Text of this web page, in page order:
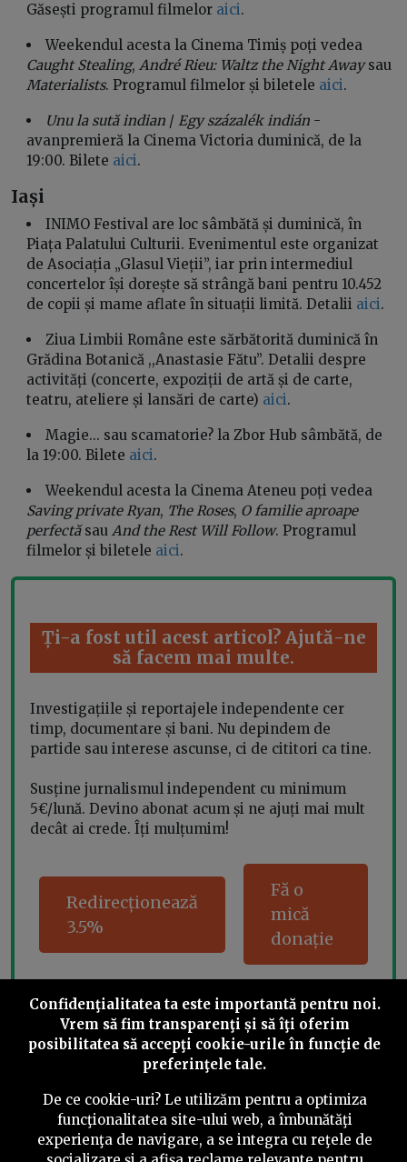
Găsești programul filmelor aici.
Weekendul acesta la Cinema Timiș poți vedea
Caught Stealing,André Rieu: Waltz the Night Awaysau
Materialists. Programul filmelor și biletele aici.
Unu la sută indian /Egy százalék indián -
avanpremieră la Cinema Victoria duminică, de la
19:00. Bilete aici.
Iași
INIMO Festival are loc sâmbătă și duminică, în
Piața Palatului Culturii. Evenimentul este organizat
de Asociația „Glasul Vieții”, iar prin intermediul
concertelor își dorește să strângă bani pentru 10.452
de copii și mame aflate în situații limită. Detalii aici.
Ziua Limbii Române este sărbătorită duminică în
Grădina Botanică ,,Anastasie Fătu”. Detalii despre
activități (concerte, expoziții de artă și de carte,
teatru, ateliere și lansări de carte) aici.
Magie... sau scamatorie? la Zbor Hub sâmbătă, de
la 19:00. Bilete aici.
Weekendul acesta la Cinema Ateneu poți vedea
Saving private Ryan, The Roses, O familie aproape
perfectăsau And the Rest Will Follow. Programul
filmelor și biletele aici.
Ți-a fost util acest articol? Ajută-ne
să facem mai multe.
Investigațiile și reportajele independente cer
timp, documentare și bani. Nu depindem de
partide sau interese ascunse, ci de cititori ca tine.
Susține jurnalismul independent cu minimum
5€/lună. Devino abonat acum și ne ajuți mai mult
decât ai crede. Îți mulțumim!
Redirecționează
3.5%
Fă o
mică
donație
Share this
© 2026 PressOne.ro
Confidenţialitatea ta este importantă pentru noi.
Vrem să fim transparenţi și să îţi oferim
posibilitatea să accepţi cookie-urile în funcţie de
preferinţele tale.
De ce cookie-uri? Le utilizăm pentru a optimiza
funcţionalitatea site-ului web, a îmbunătăţi
experienţa de navigare, a se integra cu reţele de